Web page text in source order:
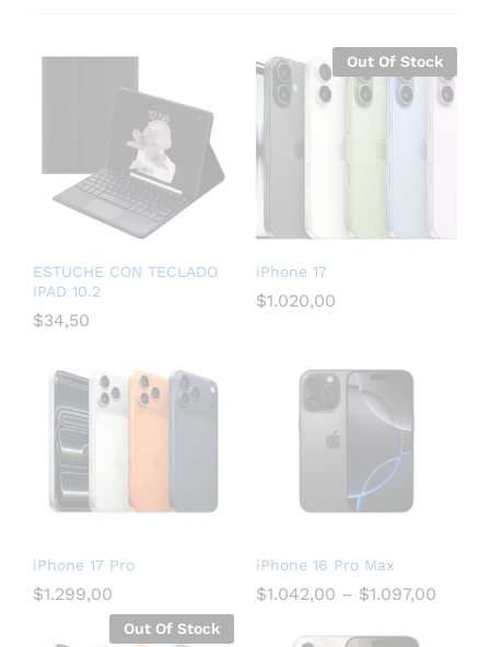
ESTUCHE CON TECLADO
IPAD 10.2
$34,50
Out Of Stock
iPhone 17
$1.020,00
iPhone 17 Pro
$1.299,00
iPhone 16 Pro Max
$1.042,00 – $1.097,00
Out Of Stock